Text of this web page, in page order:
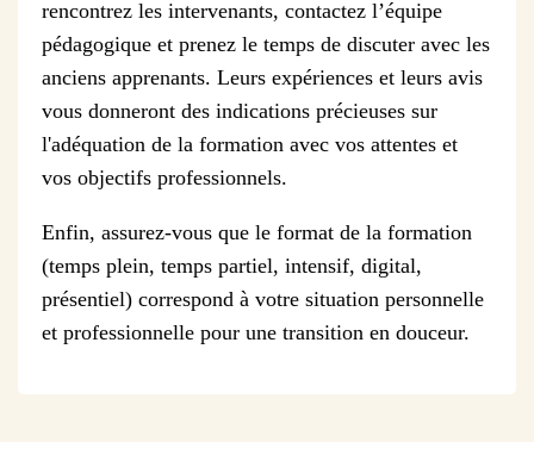
rencontrez les intervenants, contactez l’équipe
pédagogique et prenez le temps de discuter avec les
anciens apprenants. Leurs expériences et leurs avis
vous donneront des indications précieuses sur
l'adéquation de la formation avec vos attentes et
vos objectifs professionnels.
Enfin, assurez-vous que le format de la formation
(temps plein, temps partiel, intensif, digital,
présentiel) correspond à votre situation personnelle
et professionnelle pour une transition en douceur.